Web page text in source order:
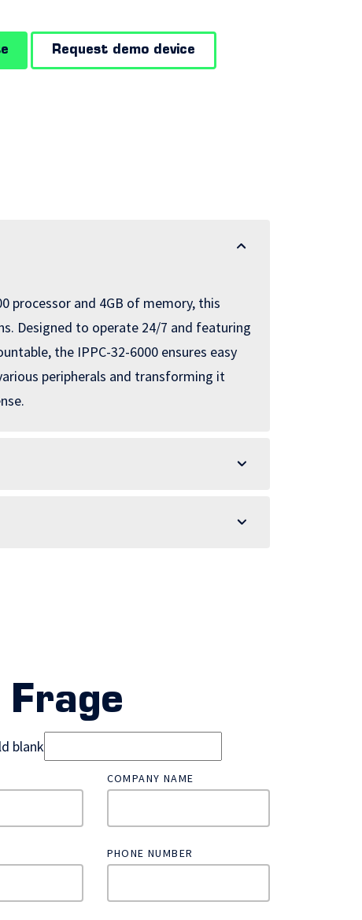
Request demo device
processor and 4GB of memory, this
Designed to operate 24/7 and featuring
the IPPC-32-6000 ensures easy
peripherals and transforming it
blank
COMPANY NAME
PHONE NUMBER